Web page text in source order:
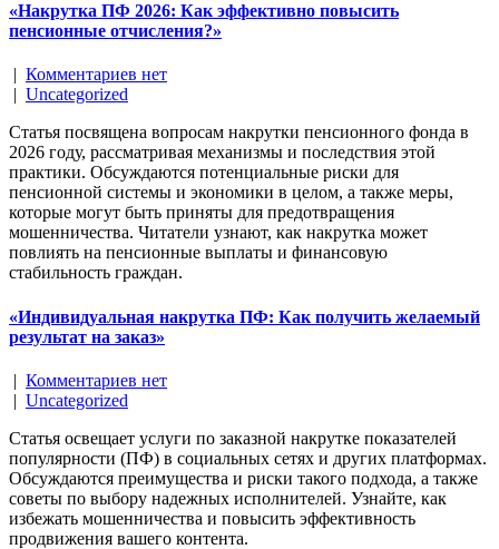
«Накрутка ПФ 2026: Как эффективно повысить
пенсионные отчисления?»
Комментариев нет
Uncategorized
Статья посвящена вопросам накрутки пенсионного фонда в
2026 году, рассматривая механизмы и последствия этой
практики. Обсуждаются потенциальные риски для
пенсионной системы и экономики в целом, а также меры,
которые могут быть приняты для предотвращения
мошенничества. Читатели узнают, как накрутка может
повлиять на пенсионные выплаты и финансовую
стабильность граждан.
«Индивидуальная накрутка ПФ: Как получить желаемый
результат на заказ»
| Комментариев нет
| Uncategorized
Статья освещает услуги по заказной накрутке показателей
популярности (ПФ) в социальных сетях и других платформах.
Обсуждаются преимущества и риски такого подхода, а также
советы по выбору надежных исполнителей. Узнайте, как
избежать мошенничества и повысить эффективность
продвижения вашего контента.